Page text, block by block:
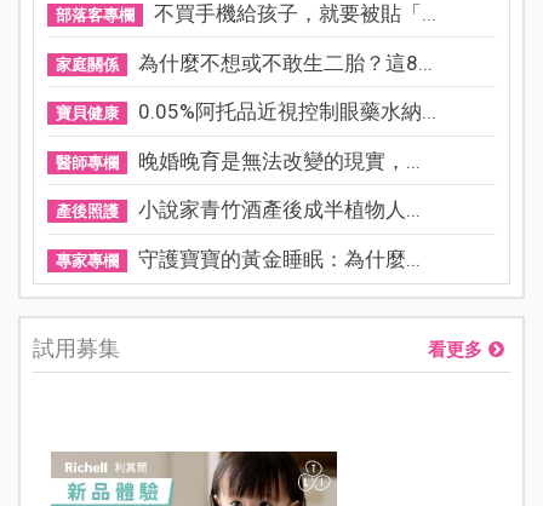
部落客專欄 不買手機給孩子，就要被貼「...
家庭關係 為什麼不想或不敢生二胎？這8...
寶貝健康 0.05%阿托品近視控制眼藥水納...
醫師專欄 晚婚晚育是無法改變的現實，...
產後照護 小說家青竹酒產後成半植物人...
專家專欄 守護寶寶的黃金睡眠：為什麼...
試用募集 看更多